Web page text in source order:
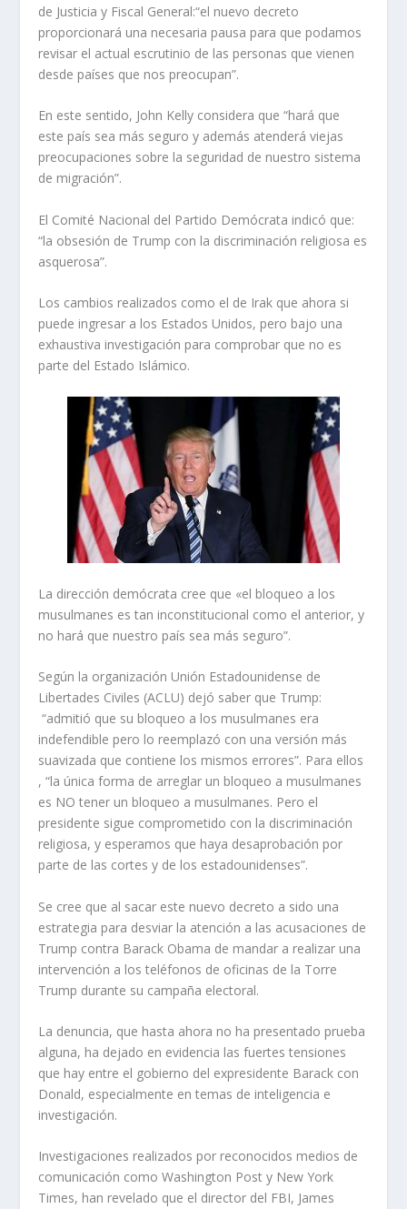
de Justicia y Fiscal General:“el nuevo decreto
proporcionará una necesaria pausa para que podamos
revisar el actual escrutinio de las personas que vienen
desde países que nos preocupan”.
En este sentido, John Kelly considera que “hará que
este país sea más seguro y además atenderá viejas
preocupaciones sobre la seguridad de nuestro sistema
de migración”.
El Comité Nacional del Partido Demócrata indicó que:
“la obsesión de Trump con la discriminación religiosa es
asquerosa”.
Los cambios realizados como el de Irak que ahora si
puede ingresar a los Estados Unidos, pero bajo una
exhaustiva investigación para comprobar que no es
parte del Estado Islámico.
La dirección demócrata cree que «el bloqueo a los
musulmanes es tan inconstitucional como el anterior, y
no hará que nuestro país sea más seguro”.
Según la organización Unión Estadounidense de
Libertades Civiles (ACLU) dejó saber que Trump:
“admitió que su bloqueo a los musulmanes era
indefendible pero lo reemplazó con una versión más
suavizada que contiene los mismos errores”. Para ellos
, “la única forma de arreglar un bloqueo a musulmanes
es NO tener un bloqueo a musulmanes. Pero el
presidente sigue comprometido con la discriminación
religiosa, y esperamos que haya desaprobación por
parte de las cortes y de los estadounidenses”.
Se cree que al sacar este nuevo decreto a sido una
estrategia para desviar la atención a las acusaciones de
Trump contra Barack Obama de mandar a realizar una
intervención a los teléfonos de oficinas de la Torre
Trump durante su campaña electoral.
La denuncia, que hasta ahora no ha presentado prueba
alguna, ha dejado en evidencia las fuertes tensiones
que hay entre el gobierno del expresidente Barack con
Donald, especialmente en temas de inteligencia e
investigación.
Investigaciones realizados por reconocidos medios de
comunicación como Washington Post y New York
Times, han revelado que el director del FBI, James